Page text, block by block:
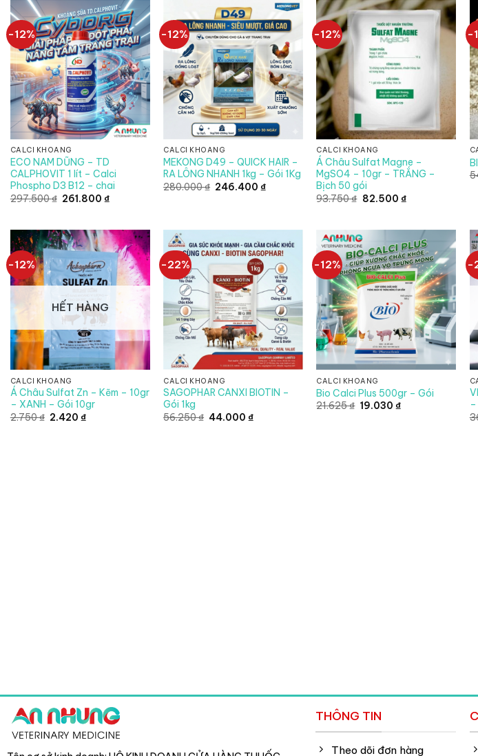
-12%
CALCI KHOÁNG
ECO NAM DŨNG – TD
CALPHOVIT 1 lít – Calci
Phospho D3 B12 – chai
297.500₫ Giá
261.800 ₫Giá
261.800 ₫.
-12%
CALCI KHOÁNG
MEKONG D49 – QUICK HAIR –
RA LÔNG NHANH 1kg – Gói 1Kg
280.000₫ Giá
246.400 ₫Giá
-12%
CALCI KHOÁNG
Á Châu Sulfat Magne –
MgSO4 – 10gr – TRẮNG –
Bịch 50 gói
93.750₫ Giá
82.500 ₫Giá
82.500 ₫.
-
-12%
HẾT HÀNG
CALCI KHOÁNG
Á Châu Sulfat Zn – Kẽm – 10gr
– XANH – Gói 10gr
2.750₫ Giá
2.420 ₫Giá
-22%
CALCI KHOÁNG
SAGOPHAR CANXI BIOTIN –
Gói 1kg
56.250₫ Giá
44.000₫Giá
-12%
CALCI KHOÁNG
Bio Calci Plus 500gr – Gói
21.625₫ Giá
19.030 ₫Giá
-
THÔNG TIN
Theo dõi đơn hàng